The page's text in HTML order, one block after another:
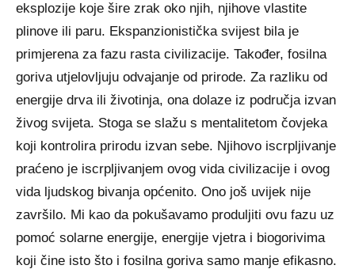
eksplozije koje šire zrak oko njih, njihove vlastite
plinove ili paru. Ekspanzionistička svijest bila je
primjerena za fazu rasta civilizacije. Također, fosilna
goriva utjelovljuju odvajanje od prirode. Za razliku od
energije drva ili životinja, ona dolaze iz područja izvan
živog svijeta. Stoga se slažu s mentalitetom čovjeka
koji kontrolira prirodu izvan sebe. Njihovo iscrpljivanje
praćeno je iscrpljivanjem ovog vida civilizacije i ovog
vida ljudskog bivanja općenito. Ono još uvijek nije
završilo. Mi kao da pokušavamo produljiti ovu fazu uz
pomoć solarne energije, energije vjetra i biogorivima
koji čine isto što i fosilna goriva samo manje efikasno.